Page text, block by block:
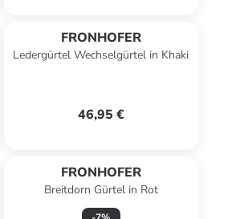
FRONHOFER
Ledergürtel Wechselgürtel in Khaki
46,95 €
FRONHOFER
Breitdorn Gürtel in Rot